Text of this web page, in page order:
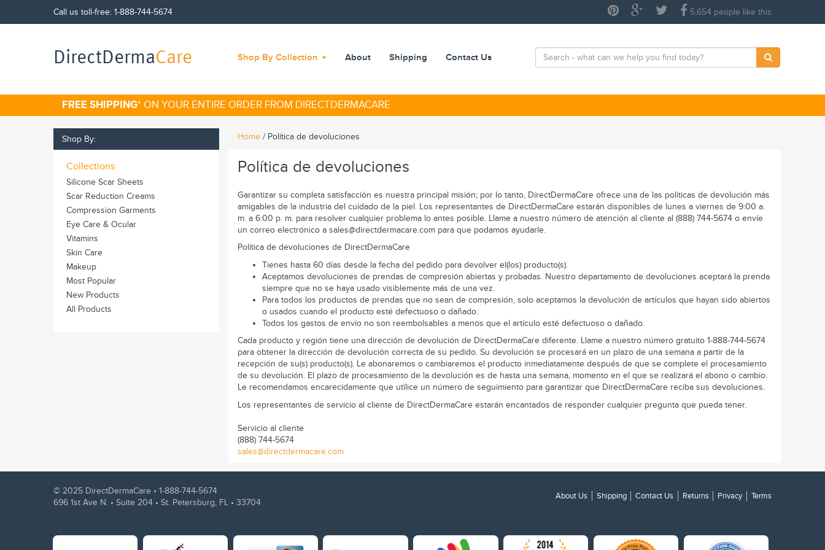
Call us toll-free: 1-888-744-5674 5,654 people like this
DirectDermaCare Shop By Collection About Shipping Contact Us
FREE SHIPPING* ON YOUR ENTIRE ORDER FROM DIRECTDERMACARE
Home / Política de devoluciones
Política de devoluciones
Garantizar su completa satisfacción es nuestra principal misión; por lo tanto, DirectDermaCare ofrece una de las políticas de devolución más
amigables de la industria del cuidado de la piel. Los representantes de DirectDermaCare estarán disponibles de lunes a viernes de 9:00 a.
m. a 6:00 p. m. para resolver cualquier problema lo antes posible. Llame a nuestro número de atención al cliente al (888) 744-5674 o envíe
un correo electrónico a sales@directdermacare.com para que podamos ayudarle.
Política de devoluciones de DirectDermaCare
Tienes hasta 60 días desde la fecha del pedido para devolver el(los) producto(s).
Aceptamos devoluciones de prendas de compresión abiertas y probadas. Nuestro departamento de devoluciones aceptará la prenda
siempre que no se haya usado visiblemente más de una vez.
Para todos los productos de prendas que no sean de compresión, solo aceptamos la devolución de artículos que hayan sido abiertos
o usados ​​cuando el producto esté defectuoso o dañado.
Todos los gastos de envío no son reembolsables a menos que el artículo esté defectuoso o dañado.
Cada producto y región tiene una dirección de devolución de DirectDermaCare diferente. Llame a nuestro número gratuito 1-888-744-5674
para obtener la dirección de devolución correcta de su pedido. Su devolución se procesará en un plazo de una semana a partir de la
recepción de su(s) producto(s). Le abonaremos o cambiaremos el producto inmediatamente después de que se complete el procesamiento
de su devolución. El plazo de procesamiento de la devolución es de hasta una semana, momento en el que se realizará el abono o cambio.
Le recomendamos encarecidamente que utilice un número de seguimiento para garantizar que DirectDermaCare reciba sus devoluciones.
Los representantes de servicio al cliente de DirectDermaCare estarán encantados de responder cualquier pregunta que pueda tener.
Servicio al cliente
(888) 744-5674
sales@directdermacare.com
Shop By:
Collections
Silicone Scar Sheets
Scar Reduction Creams
Compression Garments
Eye Care & Ocular
Vitamins
Skin Care
Makeup
Most Popular
New Products
All Products
About Us Shipping Contact Us Returns Privacy Terms
© 2025 DirectDermaCare • 1-888-744-5674
696 1st Ave N. • Suite 204 • St. Petersburg, FL • 33704